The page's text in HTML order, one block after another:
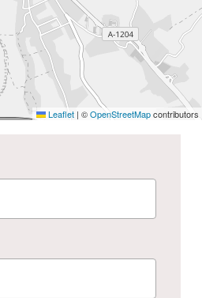
Leaflet | ©OpenStreetMapcontributors